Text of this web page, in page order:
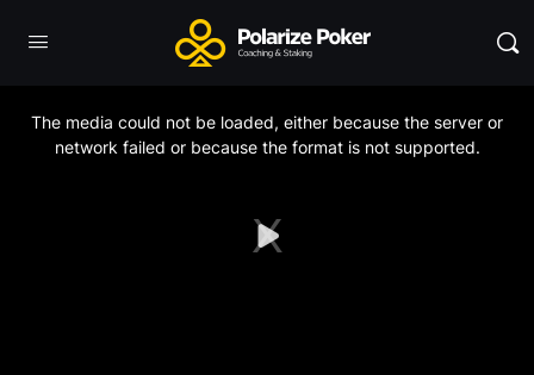
Play
The media could not be loaded, either because the server or
network failed or because the format is not supported.